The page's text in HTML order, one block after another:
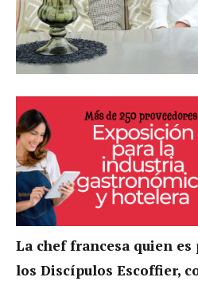
La chef francesa quien
los Discípulos Escoffier,